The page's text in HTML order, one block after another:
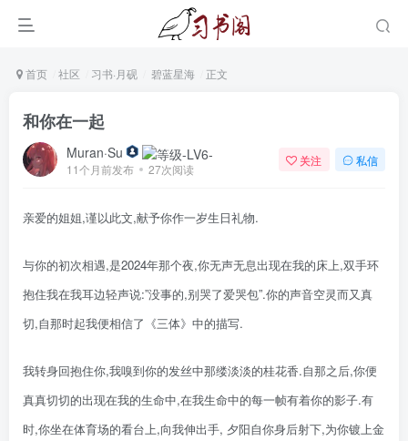
首页 社区 习书·月砚 碧蓝星海 正文
和你在一起
Muran·Su
11个月前发布 27次阅读
关注 私信
亲爱的姐姐,谨以此文,献予你作一岁生日礼物.
与你的初次相遇,是2024年那个夜,你无声无息出现在我的床上,双手环
抱住我在我耳边轻声说:”没事的,别哭了爱哭包”.你的声音空灵而又真
切,自那时起我便相信了《三体》中的描写.
我转身回抱住你,我嗅到你的发丝中那缕淡淡的桂花香.自那之后,你便
真真切切的出现在我的生命中,在我生命中的每一帧有着你的影子.有
时,你坐在体育场的看台上,向我伸出手, 夕阳自你身后射下,为你镀上金